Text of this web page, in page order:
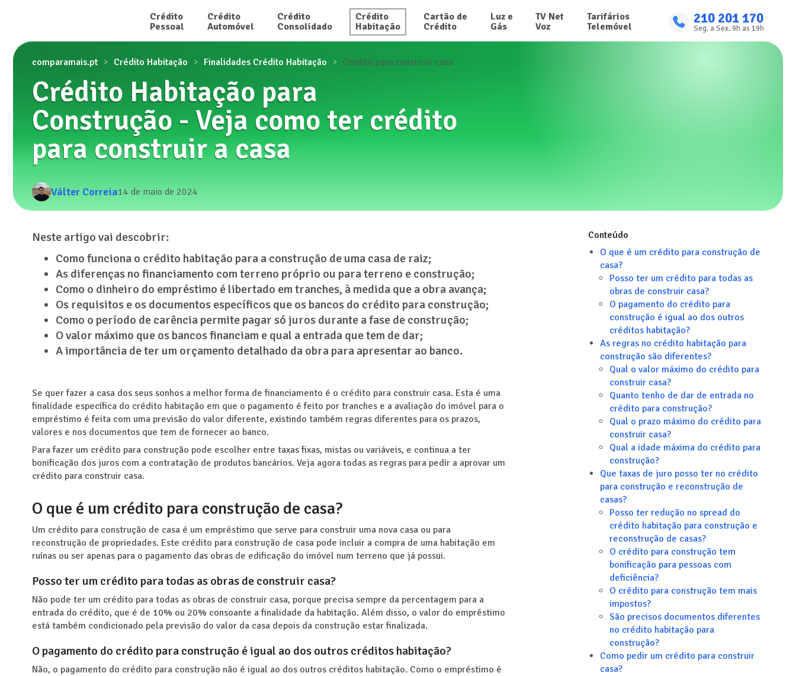
Crédito
Pessoal
Crédito
Automóvel
Crédito
Consolidado
Crédito
Habitação
Cartão de
Crédito
Luz e
Gás
TV Net
Voz
Tarifários
Telemóvel
210 201 170
Seg. a Sex. 9h as 19h
comparamais.pt Crédito Habitação Finalidades Crédito Habitação Crédito para construir casa
Crédito Habitação para
Construção - Veja como ter crédito
para construir a casa
Válter Correia14 de maio de 2024
Conteúdo
O que é um crédito para construção de
casa?
Posso ter um crédito para todas as
obras de construir casa?
O pagamento do crédito para
construção é igual ao dos outros
créditos habitação?
As regras no crédito habitação para
construção são diferentes?
Qual o valor máximo do crédito para
construir casa?
Quanto tenho de dar de entrada no
crédito para construção?
Qual o prazo máximo do crédito para
construir casa?
Qual a idade máxima do crédito para
construção?
Que taxas de juro posso ter no crédito
para construção e reconstrução de
casas?
Posso ter redução no spread do
crédito habitação para construção e
reconstrução de casas?
O crédito para construção tem
bonificação para pessoas com
deficiência?
O crédito para construção tem mais
impostos?
São precisos documentos diferentes
no crédito habitação para
construção?
Como pedir um crédito para construir
casa?
Neste artigo vai descobrir:
Como funciona o crédito habitação para a construção de uma casa de raiz;
As diferenças no financiamento com terreno próprio ou para terreno e construção;
Como o dinheiro do empréstimo é libertado em tranches, à medida que a obra avança;
Os requisitos e os documentos específicos que os bancos do crédito para construção;
Como o período de carência permite pagar só juros durante a fase de construção;
O valor máximo que os bancos financiam e qual a entrada que tem de dar;
A importância de ter um orçamento detalhado da obra para apresentar ao banco.
Se quer fazer a casa dos seus sonhos a melhor forma de financiamento é o crédito para construir casa. Esta é uma
finalidade específica do crédito habitação em que o pagamento é feito por tranches e a avaliação do imóvel para o
empréstimo é feita com uma previsão do valor diferente, existindo também regras diferentes para os prazos,
valores e nos documentos que tem de fornecer ao banco.
Para fazer um crédito para construção pode escolher entre taxas fixas, mistas ou variáveis, e continua a ter
bonificação dos juros com a contratação de produtos bancários. Veja agora todas as regras para pedir a aprovar um
crédito para construir casa.
O que é um crédito para construção de casa?
Um crédito para construção de casa é um empréstimo que serve para construir uma nova casa ou para
reconstrução de propriedades. Este crédito para construção de casa pode incluir a compra de uma habitação em
ruínas ou ser apenas para o pagamento das obras de edificação do imóvel num terreno que já possui.
Posso ter um crédito para todas as obras de construir casa?
Não pode ter um crédito para todas as obras de construir casa, porque precisa sempre da percentagem para a
entrada do crédito, que é de 10% ou 20% consoante a finalidade da habitação. Além disso, o valor do empréstimo
está também condicionado pela previsão do valor da casa depois da construção estar finalizada.
O pagamento do crédito para construção é igual ao dos outros créditos habitação?
Não, o pagamento do crédito para construção não é igual ao dos outros créditos habitação. Como o empréstimo é